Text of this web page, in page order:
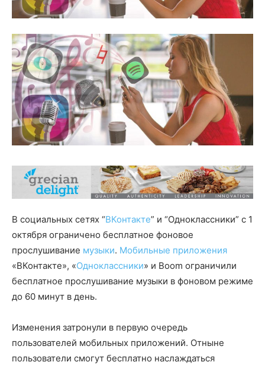
В социальных сетях “ВКонтакте” и “Одноклассники” с 1
октября ограничено бесплатное фоновое
прослушивание музыки. Мобильные приложения
«ВКонтакте», «Одноклассники» и Boom ограничили
бесплатное прослушивание музыки в фоновом режиме
до 60 минут в день.
Изменения затронули в первую очередь
пользователей мобильных приложений. Отныне
пользователи смогут бесплатно наслаждаться